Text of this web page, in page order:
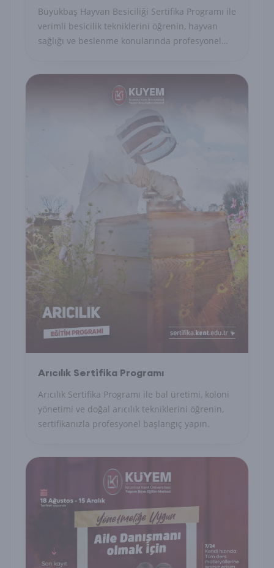
Büyükbaş Hayvan Besiciliği Sertifika Programı ile
verimli besicilik tekniklerini öğrenin, hayvan
sağlığı ve beslenme konularında profesyonel
Arıcılık Sertifika Programı
Arıcılık Sertifika Programı ile bal üretimi, koloni
yönetimi ve doğal arıcılık tekniklerini öğrenin,
sertifikanızla profesyonel başlangıç yapın.